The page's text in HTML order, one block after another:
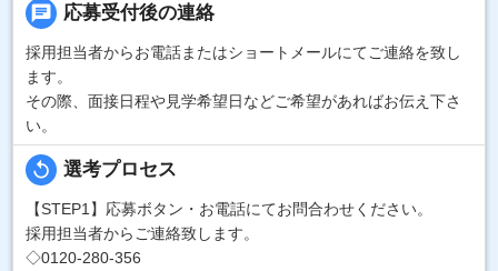
chat 応募受付後の連絡
採用担当者からお電話またはショートメールにてご連絡を致し
ます。
その際、面接日程や見学希望日などご希望があればお伝え下さ
い。
replay 選考プロセス
【STEP1】応募ボタン・お電話にてお問合わせください。
採用担当者からご連絡致します。
◇0120-280-356